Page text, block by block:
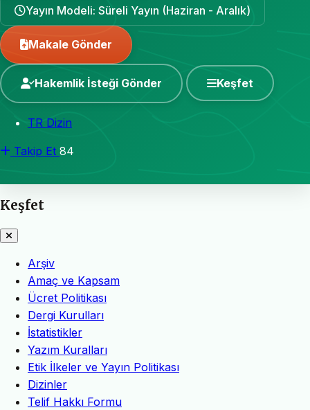
Yayın Modeli: Süreli Yayın (Haziran - Aralık)
Makale Gönder
Hakemlik İsteği Gönder Keşfet
TR Dizin
Takip Et 84
Keşfet
Arşiv
Amaç ve Kapsam
Ücret Politikası
Dergi Kurulları
İstatistikler
Yazım Kuralları
Etik İlkeler ve Yayın Politikası
Dizinler
Telif Hakkı Formu